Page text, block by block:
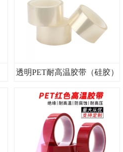
透明PET耐高温胶带（硅胶）